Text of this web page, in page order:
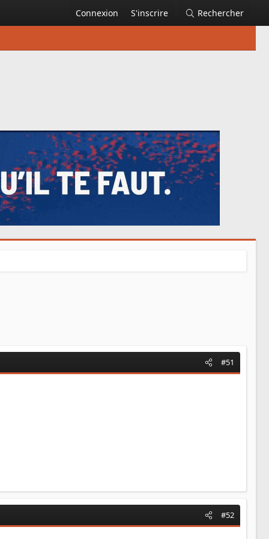
Connexion S'inscrire Rechercher
#51
#52